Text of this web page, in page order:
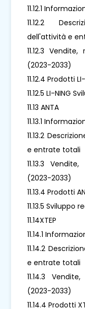
11.12.1
11.12.2
dell'attività e
11.12.3
(2023-2033)
11.12.4 Prodotti
11.12.5 LI-NING
11.13 ANTA
11.13.1
11.13.2
e entrate totali
11.13.3
(2023-2033)
11.13.4 Prodotti
11.13.5 Sviluppo
11.14XTEP
11.14.1
11.14.2
e entrate totali
11.14.3
(2023-2033)
11.14.4 Prodotti